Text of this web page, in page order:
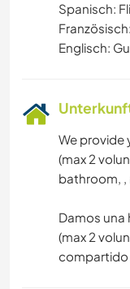
Spanisch:
Englisch:
We provide
(max 2
bathroom, ,
Damos
(max 2
compartido